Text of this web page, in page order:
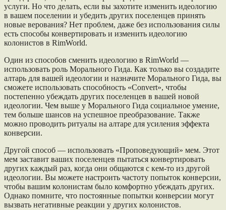
услуги. Но что делать, если вы захотите изменить идеологию
в вашем поселении и убедить других поселенцев принять
новые верования? Нет проблем, даже без использования силы
есть способы конвертировать и изменить идеологию
колонистов в RimWorld.
Один из способов сменить идеологию в RimWorld —
использовать роль Морального Гида. Как только вы создадите
алтарь для вашей идеологии и назначите Морального Гида, вы
сможете использовать способность «Convert», чтобы
постепенно убеждать других поселенцев в вашей новой
идеологии. Чем выше у Морального Гида социальное умение,
тем больше шансов на успешное преобразование. Также
можно проводить ритуалы на алтаре для усиления эффекта
конверсии.
Другой способ — использовать «Проповедующий» мем. Этот
мем заставит ваших поселенцев пытаться конвертировать
других каждый раз, когда они общаются с кем-то из другой
идеологии. Вы можете настроить частоту попыток конверсии,
чтобы вашим колонистам было комфортно убеждать других.
Однако помните, что постоянные попытки конверсии могут
вызвать негативные реакции у других колонистов.